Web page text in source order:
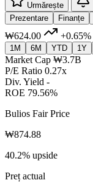
Urmărește
Prezentare
Finanțe
₩624.00 +0.65%
1M 6M YTD 1Y
Market Cap ₩3.7B
P/E Ratio 0.27x
Div. Yield -
ROE 79.56%
Bulios Fair Price
₩874.88
40.2% upside
Preț actual